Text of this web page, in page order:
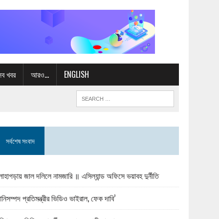
খবর আরও… ENGLISH
সর্বশেষ সংবাদ
জাল দলিলে নামজারি ॥ এসিল্যান্ড অফিসে ভয়াবহ দুর্নীতি
প্রতিমন্ত্রীর ভিডিও ভাইরাল, ফেক দাবি’